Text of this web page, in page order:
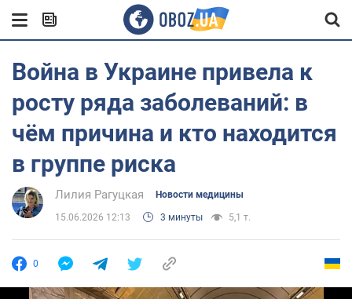
Война в Украине привела к
росту ряда заболеваний: в
чём причина и кто находится
в группе риска
Лилия Рагуцкая Новости медицины
15.06.2026 12:13 3 минуты 5,1 т.
0